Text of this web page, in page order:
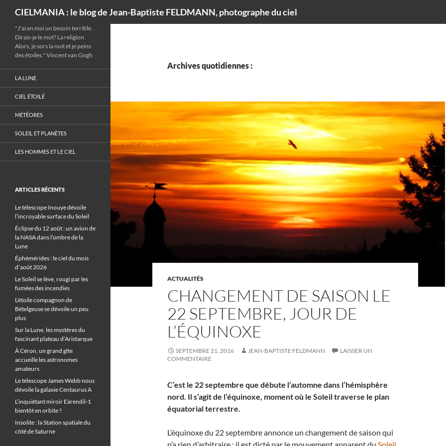
CIELMANIA : le blog de Jean-Baptiste FELDMANN, photographe du ciel
Archives quotidiennes :
ACTUALITÉS
CHANGEMENT DE SAISON LE
22 SEPTEMBRE, JOUR DE
L’ÉQUINOXE
SEPTEMBRE 21, 2016 JEAN-BAPTISTE FELDMANN
LAISSER UN
COMMENTAIRE
C’est le 22 septembre que débute l’automne dans l’hémisphère
nord. Il s’agit de l’équinoxe, moment où le Soleil traverse le plan
équatorial terrestre.
L’équinoxe du 22 septembre annonce un changement de saison qui
"J'ai en moi un besoin terrible.
Dirais-je le mot? La religion.
Alors, je sors la nuit et je peins
des étoiles." Vincent van Gogh
LA LUNE
CIEL ÉTOILÉ
MÉTÉORES
SOLEIL ET PLANÈTES
LES HOMMES ET LE CIEL
ARTICLES RÉCENTS
Le télescope Inouye dévoile
l’incroyable surface du Soleil
Éclipse du 12 août : un avion de
la NASA dans l’ombre de la
Lune
Éphémérides : le ciel du mois
d’août 2026
Le Soleil se lève, rougi par les
fumées des incendies
L’étoile compagnon de
Bételgeuse se dévoile un peu
plus
Sur la Lune, les mystères du
fascinant plateau d’Aristarque
À Céron, un grand gîte
accueille les astronomes
amateurs
Le télescope James Webb nous
dévoile la galaxie Centaurus A
L’inquiétant miroir Eärendil-1
bientôt en orbite ?
Insolite : la Station spatiale du
côté de Saturne